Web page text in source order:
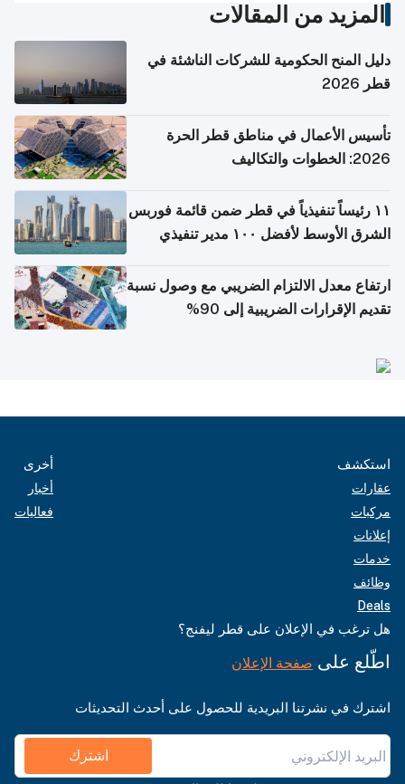
المزيد من المقالات
دليل المنح الحكومية للشركات الناشئة في
قطر 2026
تأسيس الأعمال في مناطق قطر الحرة
2026: الخطوات والتكاليف
١١ رئيساً تنفيذياً في قطر ضمن قائمة فوربس
الشرق الأوسط لأفضل ١٠٠ مدير تنفيذي
ارتفاع معدل الالتزام الضريبي مع وصول نسبة
تقديم الإقرارات الضريبية إلى 90%
استكشف
عقارات
مركبات
إعلانات
خدمات
وظائف
Deals
أخرى
أخبار
فعاليات
هل ترغب في الإعلان على قطر ليفنج؟
اطّلع على صفحة الإعلان
اشترك في نشرتنا البريدية للحصول على أحدث التحديثات
اشترك